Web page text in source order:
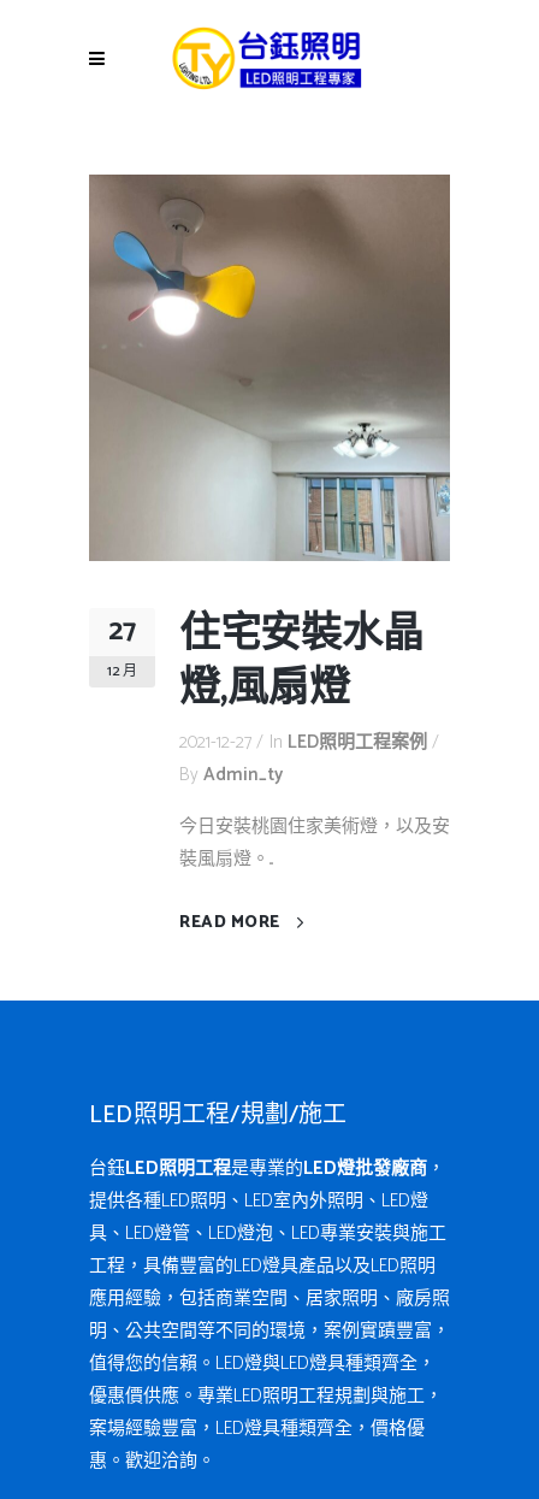
27
12 月
住宅安裝水晶
燈,風扇燈
2021-12-27 In LED照明工程案例
By Admin_ty
今日安裝桃園住家美術燈，以及安
裝風扇燈。...
READ MORE
LED照明工程/規劃/施工
台鈺LED照明工程是專業的LED燈批發廠商 ，
提供各種LED照明、LED室內外照明、LED燈
具、LED燈管、LED燈泡、LED專業安裝與施工
工程，具備豐富的LED燈具產品以及LED照明
應用經驗，包括商業空間、居家照明、廠房照
明、公共空間等不同的環境，案例實蹟豐富，
值得您的信賴。LED燈與LED燈具種類齊全，
優惠價供應。專業LED照明工程規劃與施工，
案場經驗豐富，LED燈具種類齊全，價格優
惠。歡迎洽詢。